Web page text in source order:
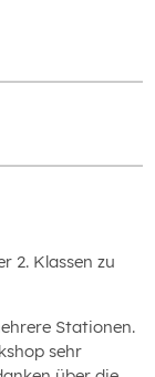
2. Klassen zu
Stationen.
sehr